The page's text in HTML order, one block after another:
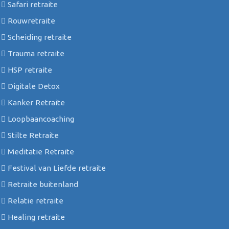
Safari retraite
Rouwretraite
Scheiding retraite
Trauma retraite
HSP retraite
Digitale Detox
Kanker Retraite
Loopbaancoaching
Stilte Retraite
Meditatie Retraite
Festival van Liefde retraite
Retraite buitenland
Relatie retraite
Healing retraite